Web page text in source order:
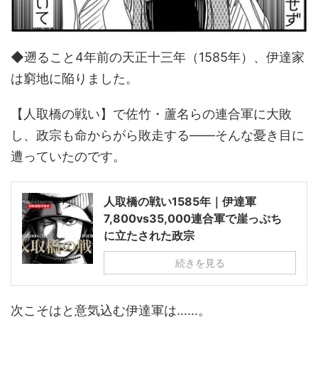
◆遡ること4年前の天正十三年（1585年）、伊達家
は窮地に陥りました。
【人取橋の戦い】で佐竹・蘆名らの連合軍に大敗
し、政宗も命からがら敗走する――そんな憂き目に
遭っていたのです。
人取橋の戦い1585年｜伊達軍
7,800vs35,000連合軍で崖っぷち
に立たされた政宗
続きを見る
次こそはと意気込む伊達軍は……。